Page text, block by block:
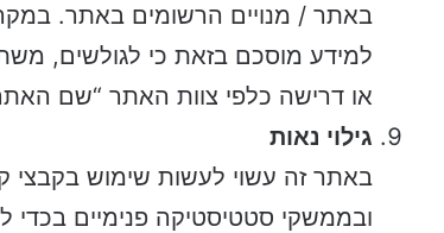
באתר / מנויים הרשומים באתר.
למידע מוסכם בזאת כי לגולשים,
או דרישה כלפי צוות האתר “שם
גילוי נאות
באתר זה עשוי לעשות שימוש בקבצי
ובממשקי סטטיסטיקה פנימיים בכדי